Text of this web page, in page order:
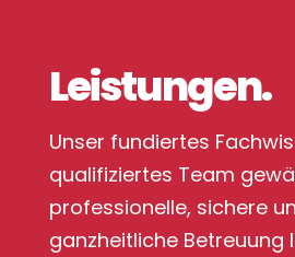
Leistungen.
Unser fundiertes
qualifiziertes Team
professionelle, sichere
ganzheitliche Betreuung